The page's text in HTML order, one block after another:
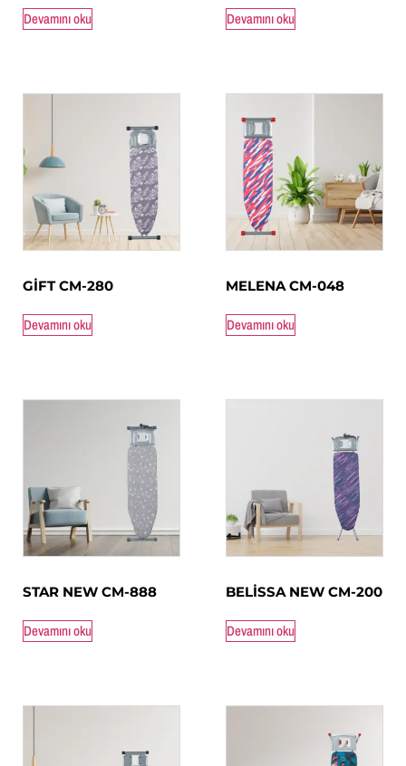
Devamını oku Devamını oku
GİFT CM-280
Devamını oku
MELENA CM-048
Devamını oku
STAR NEW CM-888
Devamını oku
BELİSSA NEW CM-200
Devamını oku